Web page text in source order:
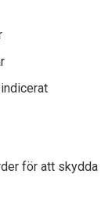
för att skydda